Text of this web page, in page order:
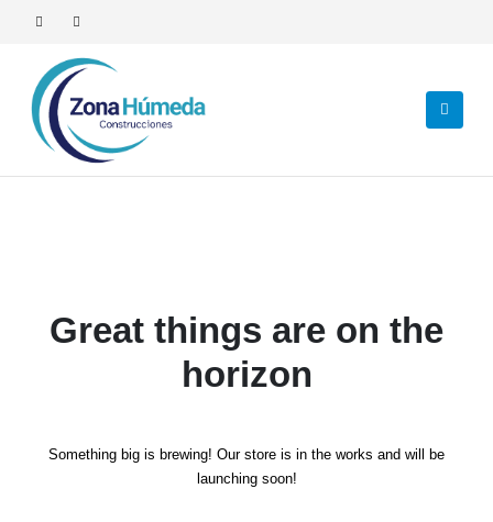
Great things are on the
horizon
Something big is brewing! Our store is in the works and will be
launching soon!